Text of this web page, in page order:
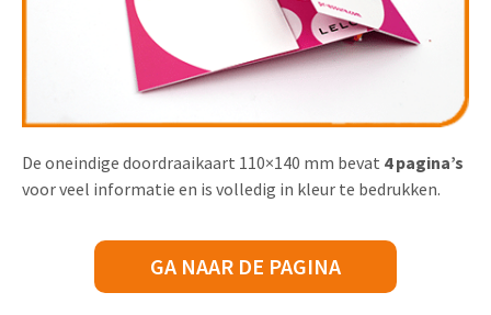
De oneindige doordraaikaart 110×140 mm bevat 4 pagina’s
voor veel informatie en is volledig in kleur te bedrukken.
GA NAAR DE PAGINA